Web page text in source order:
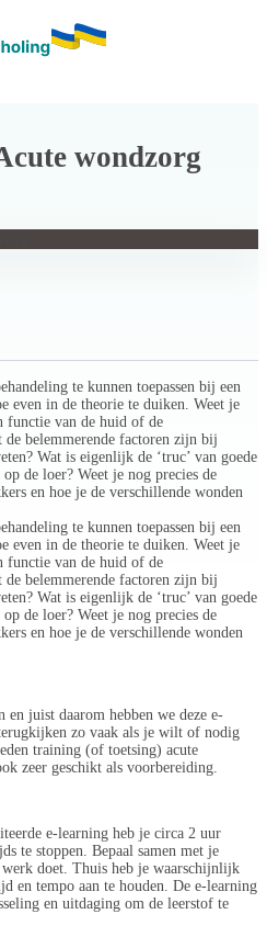
wondzorg
te kunnen toepassen bij een
even in de theorie te duiken. Weet je
functie van de huid of de
de belemmerende factoren zijn bij
Wat is eigenlijk de ‘truc’ van goede
de loer? Weet je nog precies de
en hoe je de verschillende wonden
te kunnen toepassen bij een
even in de theorie te duiken. Weet je
functie van de huid of de
de belemmerende factoren zijn bij
Wat is eigenlijk de ‘truc’ van goede
de loer? Weet je nog precies de
en hoe je de verschillende wonden
en juist daarom hebben we deze e-
zo vaak als je wilt of nodig
training (of toetsing) acute
zeer geschikt als voorbereiding.
e-learning heb je circa 2 uur
te stoppen. Bepaal samen met je
doet. Thuis heb je waarschijnlijk
en tempo aan te houden. De e-learning
en uitdaging om de leerstof te